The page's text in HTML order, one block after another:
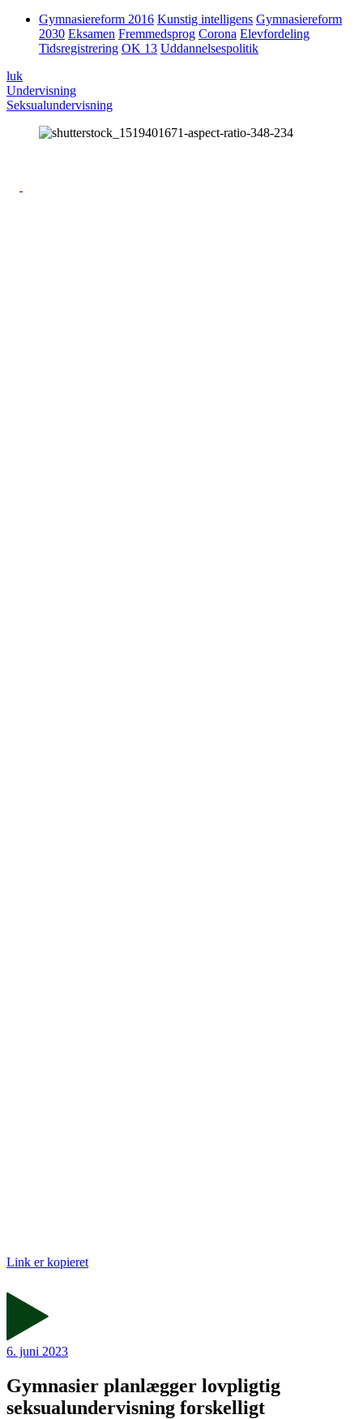
Gymnasiereform 2016 Kunstig intelligens Gymnasiereform
2030 Eksamen Fremmedsprog Corona Elevfordeling
Tidsregistrering OK 13 Uddannelsespolitik
luk
Undervisning
Seksualundervisning
Link er kopieret
6. juni 2023
Gymnasier planlægger lovpligtig
seksualundervisning forskelligt